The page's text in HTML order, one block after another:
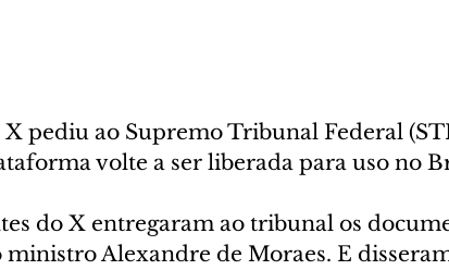
X pediu ao Supremo Tribunal Federal
volte a ser liberada para uso no
do X entregaram ao tribunal os
ministro Alexandre de Moraes. E